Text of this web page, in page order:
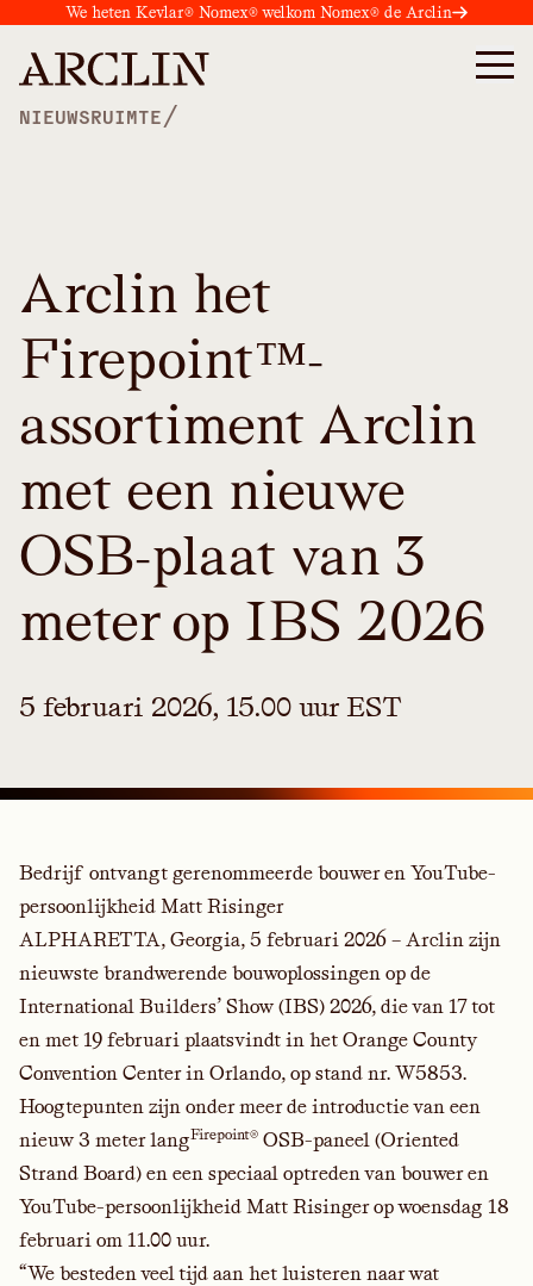
We heten Kevlar® Nomex® welkom Nomex® de Arclin
NIEUWSRUIMTE /
Arclin het
Firepoint™-
assortiment Arclin
met een nieuwe
OSB-plaat van 3
meter op IBS 2026
5 februari 2026, 15.00 uur EST
Bedrijf ontvangt gerenommeerde bouwer en YouTube-
persoonlijkheid Matt Risinger
ALPHARETTA, Georgia, 5 februari 2026 – Arclin zijn
nieuwste brandwerende bouwoplossingen op de
International Builders’ Show (IBS) 2026, die van 17 tot
en met 19 februari plaatsvindt in het Orange County
Convention Center in Orlando, op stand nr. W5853.
Hoogtepunten zijn onder meer de introductie van een
nieuw 3 meter langFirepoint® OSB-paneel (Oriented
Strand Board) en een speciaal optreden van bouwer en
YouTube-persoonlijkheid Matt Risinger op woensdag 18
februari om 11.00 uur.
“We besteden veel tijd aan het luisteren naar wat